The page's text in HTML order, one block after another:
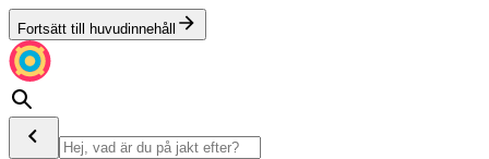
Fortsätt till huvudinnehåll